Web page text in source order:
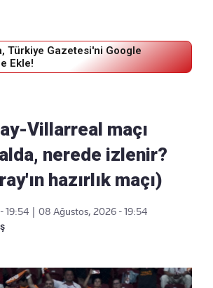
Türkiye Gazetesi'ni Google
Ekle!
Villarreal maçı
nerede izlenir?
hazırlık maçı)
19:54
08 Ağustos, 2026 - 19:54